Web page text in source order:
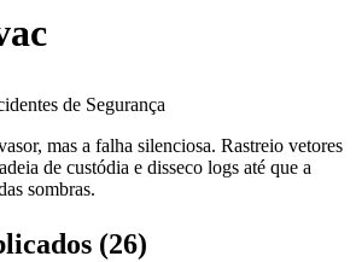
de Segurança
mas a falha silenciosa. Rastreio vetores
de custódia e disseco logs até que a
sombras.
(26)